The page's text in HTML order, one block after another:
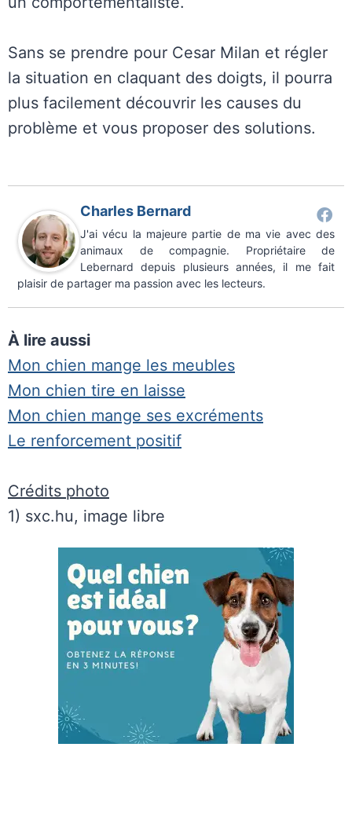
Sans se prendre pour Cesar Milan et régler
la situation en claquant des doigts, il pourra
plus facilement découvrir les causes du
problème et vous proposer des solutions.
Charles Bernard
J'ai vécu la majeure partie de ma vie avec des
animaux de compagnie. Propriétaire de
Lebernard depuis plusieurs années, il me fait
plaisir de partager ma passion avec les lecteurs.
À lire aussi
Mon chien mange les meubles
Mon chien tire en laisse
Mon chien mange ses excréments
Le renforcement positif
Crédits photo
1) sxc.hu, image libre